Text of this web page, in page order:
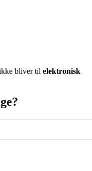
bliver til elektronisk